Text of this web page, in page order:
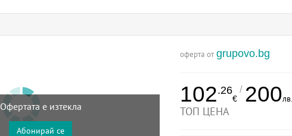
Офертата е изтекла
Абонирай се
оферта от grupovo.bg
102.26
€
/ 200лв.
ТОП ЦЕНА